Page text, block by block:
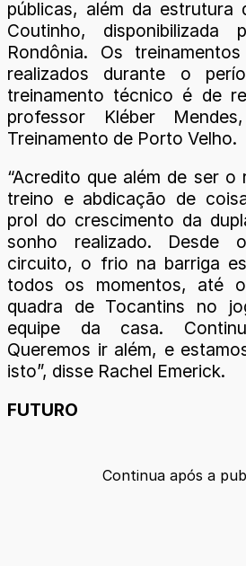
públicas, além da estrutura
Coutinho, disponibilizada
Rondônia. Os
realizados durante o
treinamento técnico é de
professor Kléber
Treinamento de Porto Velho.
“Acredito que além de ser o
treino e abdicação de
prol do crescimento da
sonho realizado. Desde
circuito, o frio na barriga
todos os momentos, até
quadra de Tocantins no
equipe da casa.
Queremos ir além, e
isto”, disse Rachel Emerick.
FUTURO
Continua após a